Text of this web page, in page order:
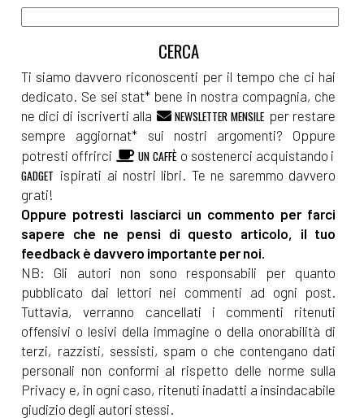
Ti siamo davvero riconoscenti per il tempo che ci hai
dedicato. Se sei stat* bene in nostra compagnia, che
ne dici di iscriverti alla
NEWSLETTER MENSILE per restare
sempre aggiornat* sui nostri argomenti? Oppure
potresti offrirci
UN CAFFÈ o sostenerci acquistando i
GADGET ispirati ai nostri libri. Te ne saremmo davvero
grati!
Oppure potresti lasciarci un commento per farci
sapere che ne pensi di questo articolo, il tuo
feedback è davvero importante per noi.
NB: Gli autori non sono responsabili per quanto
pubblicato dai lettori nei commenti ad ogni post.
Tuttavia, verranno cancellati i commenti ritenuti
offensivi o lesivi della immagine o della onorabilità di
terzi, razzisti, sessisti, spam o che contengano dati
personali non conformi al rispetto delle norme sulla
Privacy e, in ogni caso, ritenuti inadatti a insindacabile
giudizio degli autori stessi.